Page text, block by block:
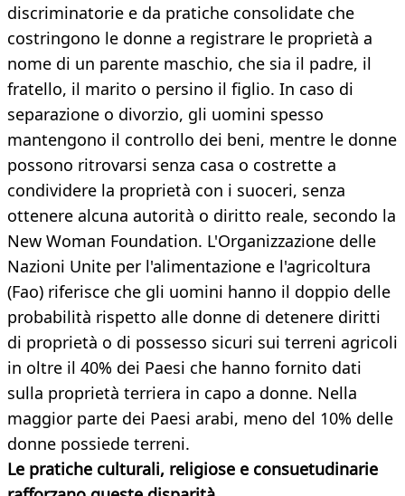
discriminatorie e da pratiche consolidate che
costringono le donne a registrare le proprietà a
nome di un parente maschio, che sia il padre, il
fratello, il marito o persino il figlio. In caso di
separazione o divorzio, gli uomini spesso
mantengono il controllo dei beni, mentre le donne
possono ritrovarsi senza casa o costrette a
condividere la proprietà con i suoceri, senza
ottenere alcuna autorità o diritto reale, secondo la
New Woman Foundation. L'Organizzazione delle
Nazioni Unite per l'alimentazione e l'agricoltura
(Fao) riferisce che gli uomini hanno il doppio delle
probabilità rispetto alle donne di detenere diritti
di proprietà o di possesso sicuri sui terreni agricoli
in oltre il 40% dei Paesi che hanno fornito dati
sulla proprietà terriera in capo a donne. Nella
maggior parte dei Paesi arabi, meno del 10% delle
donne possiede terreni.
Le pratiche culturali, religiose e consuetudinarie